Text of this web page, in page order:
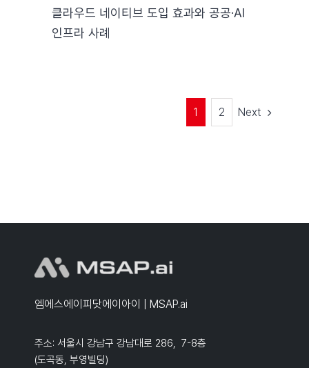
클라우드 네이티브 도입 효과와 공공·AI
인프라 사례
1 2 Next
엠에스에이피닷에이아이 | MSAP.ai
주소: 서울시 강남구 강남대로 286, 7-8층
(도곡동, 부영빌딩)